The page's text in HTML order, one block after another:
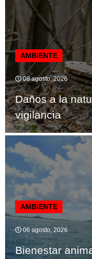
AMBIENTE
08 agosto, 2026
Daños a la
vigilancia
AMBIENTE
06 agosto, 2026
Bienestar